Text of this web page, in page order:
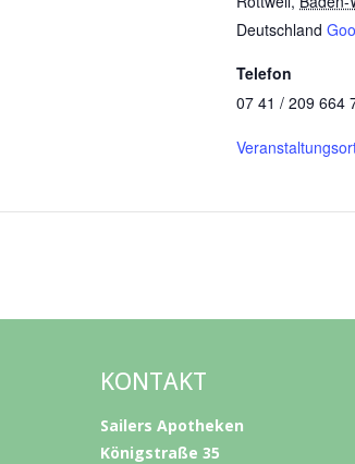
Deutschland
Telefon
07 41 / 209 664
KONTAKT
Sailers Apotheken
Königstraße 35